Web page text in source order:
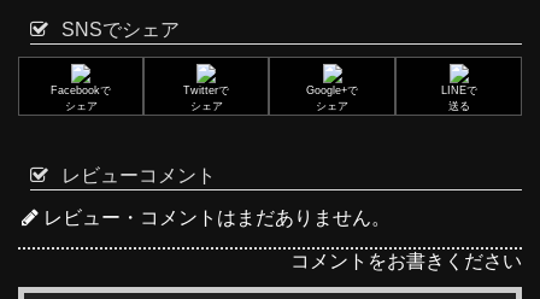
SNSでシェア
Facebookで
シェア
Twitterで
シェア
Google+で
シェア
LINEで
送る
レビューコメント
レビュー・コメントはまだありません。
コメントをお書きください